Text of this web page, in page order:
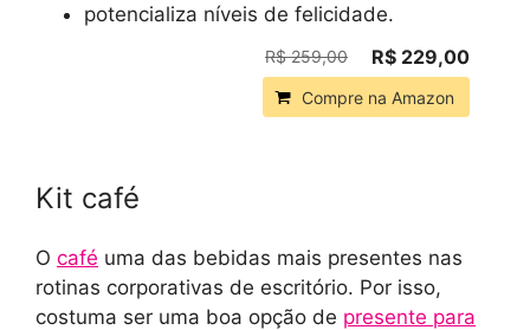
potencializa níveis de felicidade.
R$ 259,00 R$ 229,00
Compre na Amazon
Kit café
O café uma das bebidas mais presentes nas
rotinas corporativas de escritório. Por isso,
costuma ser uma boa opção de presente para